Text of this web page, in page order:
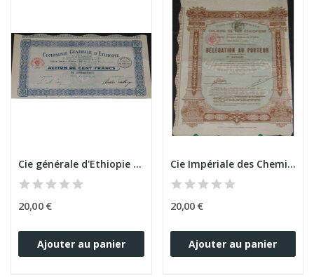
Cie générale d'Ethiopie (Act)
20,00 €
Ajouter au panier
Cie Impériale des Chemins de Fer Ethiopiens -...
20,00 €
Ajouter au panier